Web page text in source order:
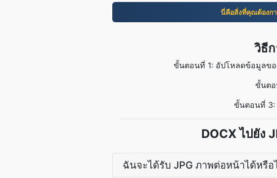
นี่คือสิ่งที่คุณต้องก
วิธี
ขั้นตอนที่ 1: อัปโหลดข้อมูลขอ
ขั้นตอ
ขั้นตอนที่ 3:
DOCX ไปยัง
ฉันจะได้รับ JPG ภาพต่อหน้าได้หรือ